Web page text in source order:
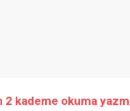
2 kademe okuma